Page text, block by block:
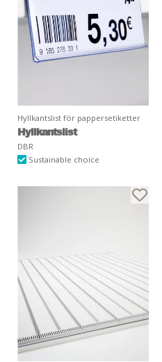
Hyllkantslist för pappersetiketter
Hyllkantslist
DBR
Sustainable choice